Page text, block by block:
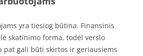
yra tiesiog būtina. Finansinis
skatinimo forma, todėl verslo
pat gali būti skirtos ir geriausiems